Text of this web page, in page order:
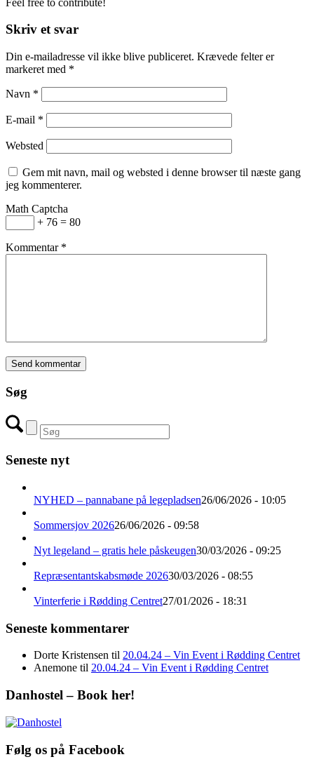
Skriv et svar
Din e-mailadresse vil ikke blive publiceret. Krævede felter er
markeret med *
Navn *
E-mail *
Websted
Gem mit navn, mail og websted i denne browser til næste gang
jeg kommenterer.
Math Captcha
+ 76 = 80
Kommentar *
Søg
Seneste nyt
NYHED – pannabane på legepladsen26/06/2026 - 10:05
Sommersjov 202626/06/2026 - 09:58
Nyt legeland – gratis hele påskeugen30/03/2026 - 09:25
Repræsentantskabsmøde 202630/03/2026 - 08:55
Vinterferie i Rødding Centret27/01/2026 - 18:31
Seneste kommentarer
Dorte Kristensen til 20.04.24 – Vin Event i Rødding Centret
Anemone til 20.04.24 – Vin Event i Rødding Centret
Danhostel – Book her!
Følg os på Facebook